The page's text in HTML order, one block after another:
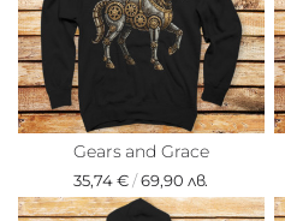
Gears and Grace
35,74 €/69,90 лв.